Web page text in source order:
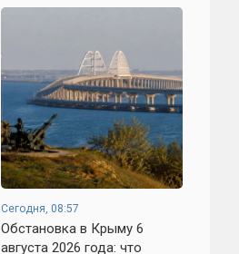
Сегодня, 08:57
Обстановка в Крыму 6
августа 2026 года: что